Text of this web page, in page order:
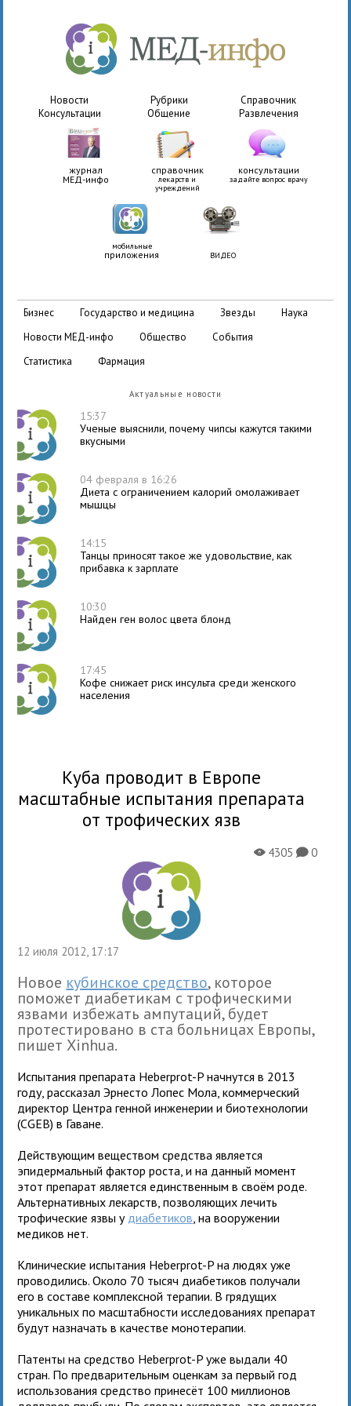
Новости Рубрики
Справочник
Консультации
Общение Развлечения
журнал
МЕД-инфо
справочник
лекарств и
учреждений
консультации
задайте вопрос врачу
мобильные
приложения ВИДЕО
бизнес государство и медицина звезды
наука
новости МЕД-инфо
общество
события
статистика
фармация
Актуальные новости
15:37
Ученые выяснили, почему чипсы кажутся такими
вкусными
04 февраля в 16:26
Диета с ограничением калорий омолаживает
мышцы
14:15
Танцы приносят такое же удовольствие, как
прибавка к зарплате
10:30
Найден ген волос цвета блонд
17:45
Кофе снижает риск инсульта среди женского
населения
Куба проводит в Европе
масштабные испытания препарата
от трофических язв
12 июля 2012, 17:17
X4305K0
Новое кубинское средство, которое
поможет диабетикам с трофическими
язвами избежать ампутаций, будет
протестировано в ста больницах Европы,
пишет Xinhua.
Испытания препарата Heberprot-P начнутся в 2013
году, рассказал Эрнесто Лопес Мола, коммерческий
директор Центра генной инженерии и биотехнологии
(CGEB) в Гаване.
Действующим веществом средства является
эпидермальный фактор роста, и на данный момент
этот препарат является единственным в своём роде.
Альтернативных лекарств, позволяющих лечить
трофические язвы у диабетиков , на вооружении
медиков нет.
Клинические испытания Heberprot-P на людях уже
проводились. Около 70 тысяч диабетиков получали
его в составе комплексной терапии. В грядущих
уникальных по масштабности исследованиях препарат
будут назначать в качестве монотерапии.
Патенты на средство Heberprot-P уже выдали 40
стран. По предварительным оценкам за первый год
использования средство принесёт 100 миллионов